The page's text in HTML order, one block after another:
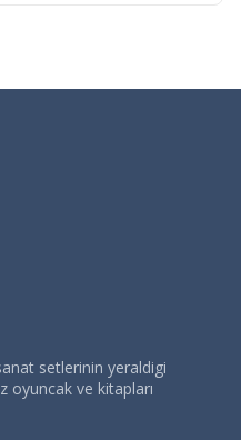
setlerinin yeraldigi
oyuncak ve kitapları